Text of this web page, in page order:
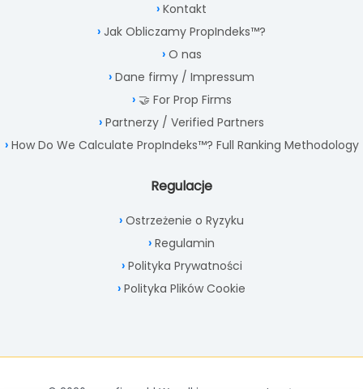
Kontakt
Jak Obliczamy PropIndeks™?
O nas
Dane firmy / Impressum
🤝 For Prop Firms
Partnerzy / Verified Partners
How Do We Calculate PropIndeks™? Full Ranking Methodology
Regulacje
Ostrzeżenie o Ryzyku
Regulamin
Polityka Prywatności
Polityka Plików Cookie